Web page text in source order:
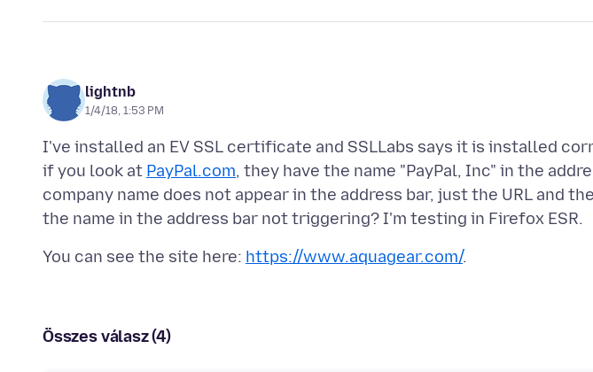
lightnb
1/4/18, 1:53 PM
I've installed an EV SSL certificate and SSLLabs says it is installed
if you look at PayPal.com, they have the name "PayPal, Inc" in the
company name does not appear in the address bar, just the URL and
You can see the site here: https://www.aquagear.com/
Összes válasz (4)